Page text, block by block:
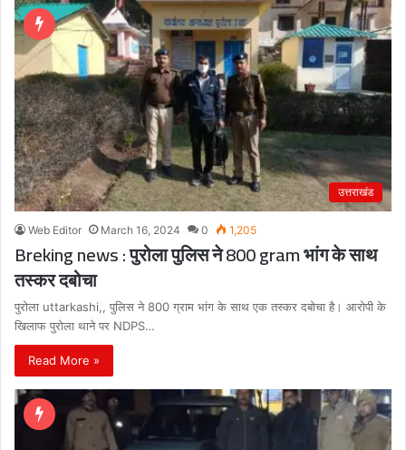
उत्तराखंड
Web Editor March 16, 2024 0 1,205
Breking news : पुरोला पुलिस ने 800 gram भांग के साथ
तस्कर दबोचा
पुरोला uttarkashi,, पुलिस ने 800 ग्राम भांग के साथ एक तस्कर दबोचा है। आरोपी के
खिलाफ पुरोला थाने पर NDPS…
Read More »